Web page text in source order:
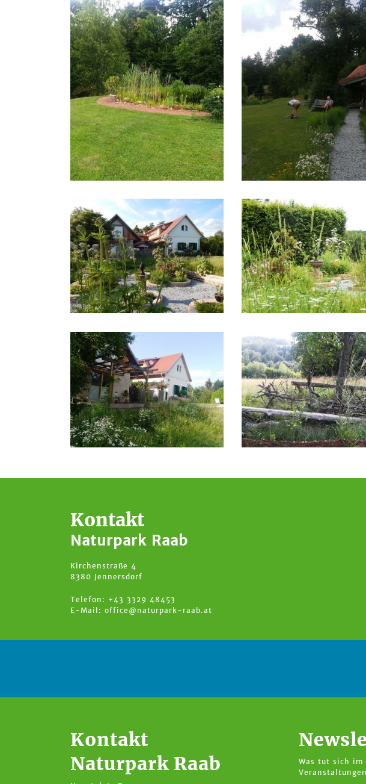
Kontakt
Naturpark Raab
Kirchenstraße 4
8380 Jennersdorf
Telefon: +43 3329 48453
E-Mail: office@naturpark-raab.at
Kontakt
Naturpark Raab
Was tut sich